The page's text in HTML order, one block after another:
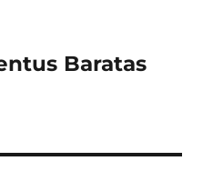
Baratas